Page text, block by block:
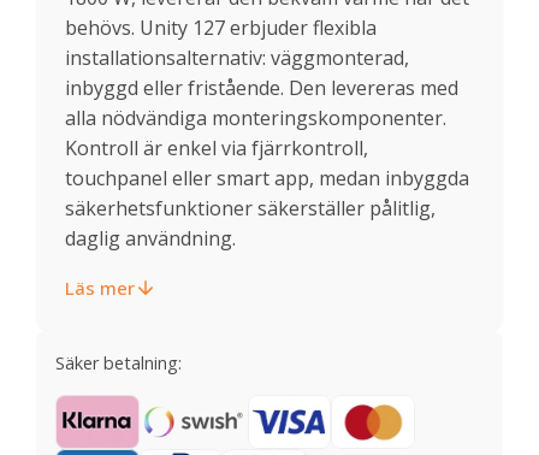
behövs. Unity 127 erbjuder flexibla
installationsalternativ: väggmonterad,
inbyggd eller fristående. Den levereras med
alla nödvändiga monteringskomponenter.
Kontroll är enkel via fjärrkontroll,
touchpanel eller smart app, medan inbyggda
säkerhetsfunktioner säkerställer pålitlig,
daglig användning.
Läs mer
Säker betalning: